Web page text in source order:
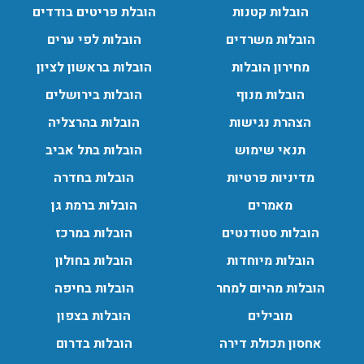
החל מהובלת תכולת דירה שלמה עם מנוף ועד פריט בודד.
עודכן לאחרונה: 24/02/2026, 10:42
הובלות מנוף בפרדס חנה:
העברת פריטים כבדים עם מנוף בפרדס חנה ואפשרות הובלת
עודכן לאחרונה: 24/02/2026, 10:42
הובלות קטנות
הובלות משרדים
מחירון הובלות
הובלות מנוף
הצהרת נגישות
תנאי שימוש
מדיניות פרטיות
מאמרים
הובלות סטודנטים
הובלות מיוחדות
הובלות מהיום למחר
מובילים
אחסון תכולת דירה
הובלת פריטים בודדים
הובלות לפי ערים
הובלות בראשון לציון
הובלות בירושלים
הובלות בהרצליה
הובלות בתל אביב
הובלות בחדרה
הובלות ברמת גן
הובלות במרכז
הובלות בחולון
הובלות בחיפה
הובלות בצפון
הובלות בדרום